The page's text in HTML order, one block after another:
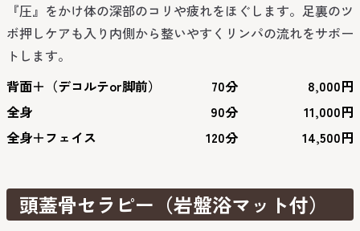
『圧』をかけ体の深部のコリや疲れをほぐします。足裏のツ
ボ押しケアも入り内側から整いやすくリンパの流れをサポー
トします。
背面＋（デコルテor脚前）
全身
全身＋フェイス
70分
90分
120分
8,000円
11,000円
14,500円
頭蓋骨セラピー（岩盤浴マット付）